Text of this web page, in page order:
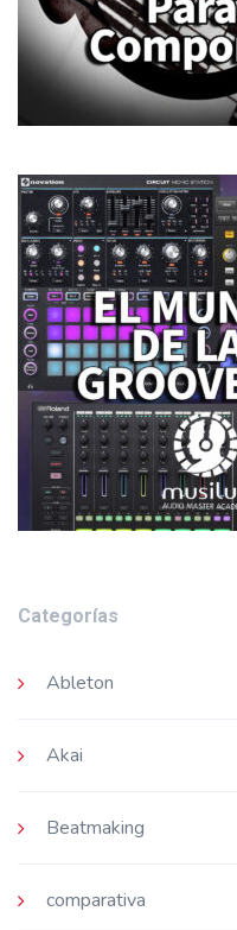
Categorías
Ableton
Akai
Beatmaking
comparativa